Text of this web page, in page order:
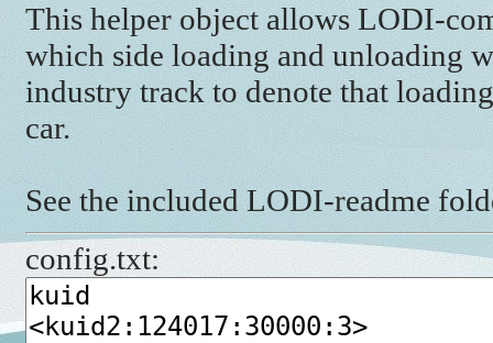
This helper object allows LODI-
which side loading and unloading
industry track to denote that
car.
See the included LODI-readme
config.txt: